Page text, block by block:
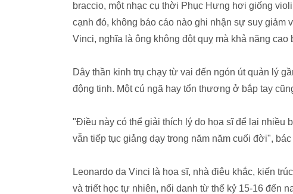
braccio, một nhạc cụ thời Phục Hưng hơi giống
cạnh đó, không báo cáo nào ghi nhận sự suy giảm
Vinci, nghĩa là ông không đột quỵ mà khả năng cao
Dây thần kinh trụ chạy từ vai đến ngón út quản lý
động tinh. Một cú ngã hay tổn thương ở bắp tay
"Điều này có thể giải thích lý do họa sĩ để lại nhiều
vẫn tiếp tục giảng dạy trong năm năm cuối đời",
Leonardo da Vinci là họa sĩ, nhà điêu khắc, kiến
và triết học tự nhiên, nổi danh từ thế kỷ 15-16 đến